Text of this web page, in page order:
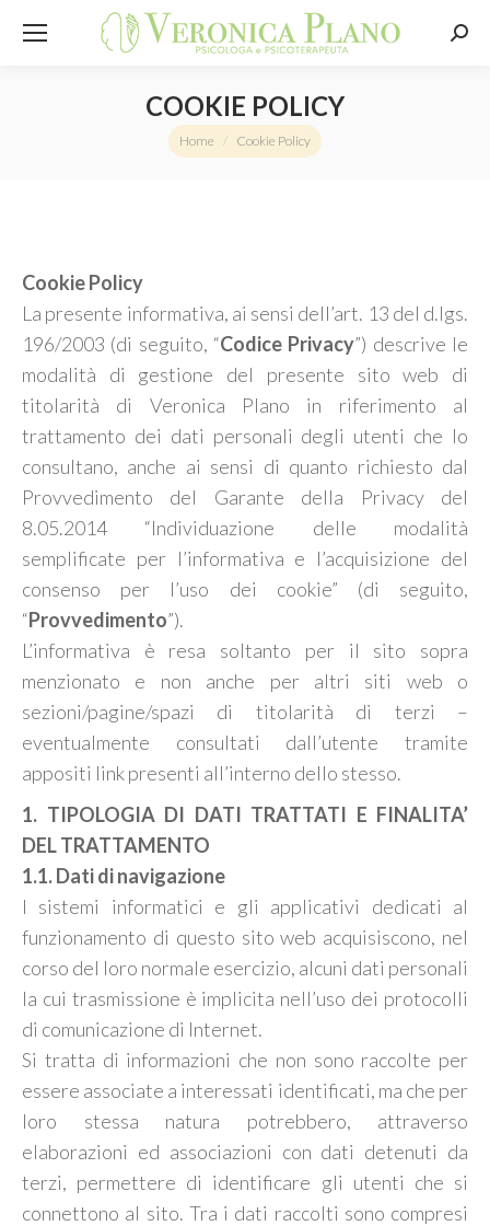
COOKIE POLICY
You are here:
Home Cookie Policy
Cookie Policy
La presente informativa, ai sensi dell’art. 13 del d.lgs.
196/2003 (di seguito, “Codice Privacy”) descrive le
modalità di gestione del presente sito web di
titolarità di Veronica Plano in riferimento al
trattamento dei dati personali degli utenti che lo
consultano, anche ai sensi di quanto richiesto dal
Provvedimento del Garante della Privacy del
8.05.2014 “Individuazione delle modalità
semplificate per l’informativa e l’acquisizione del
consenso per l’uso dei cookie” (di seguito,
“Provvedimento”).
L’informativa è resa soltanto per il sito sopra
menzionato e non anche per altri siti web o
sezioni/pagine/spazi di titolarità di terzi –
eventualmente consultati dall’utente tramite
appositi link presenti all’interno dello stesso.
1. TIPOLOGIA DI DATI TRATTATI E FINALITA’
DEL TRATTAMENTO
1.1. Dati di navigazione
I sistemi informatici e gli applicativi dedicati al
funzionamento di questo sito web acquisiscono, nel
corso del loro normale esercizio, alcuni dati personali
la cui trasmissione è implicita nell’uso dei protocolli
di comunicazione di Internet.
Si tratta di informazioni che non sono raccolte per
essere associate a interessati identificati, ma che per
loro stessa natura potrebbero, attraverso
elaborazioni ed associazioni con dati detenuti da
terzi, permettere di identificare gli utenti che si
connettono al sito. Tra i dati raccolti sono compresi